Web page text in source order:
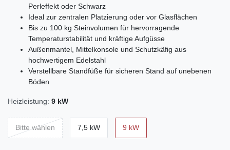
Perleffekt oder Schwarz
Ideal zur zentralen Platzierung oder vor Glasflächen
Bis zu 100 kg Steinvolumen für hervorragende
Temperaturstabilität und kräftige Aufgüsse
Außenmantel, Mittelkonsole und Schutzkäfig aus
hochwertigem Edelstahl
Verstellbare Standfüße für sicheren Stand auf unebenen
Böden
Heizleistung: 9 kW
Bitte wählen 7,5 kW 9 kW